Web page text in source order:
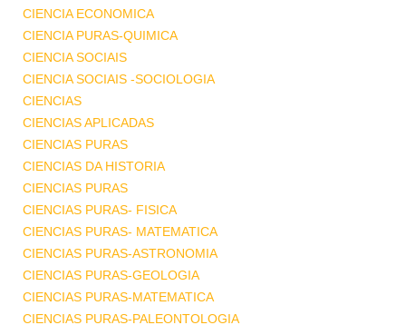
CIENCIA ECONOMICA
CIENCIA PURAS-QUIMICA
CIENCIA SOCIAIS
CIENCIA SOCIAIS -SOCIOLOGIA
CIENCIAS
CIENCIAS APLICADAS
CIENCIAS PURAS
CIENCIAS DA HISTORIA
CIENCIAS PURAS
CIENCIAS PURAS- FISICA
CIENCIAS PURAS- MATEMATICA
CIENCIAS PURAS-ASTRONOMIA
CIENCIAS PURAS-GEOLOGIA
CIENCIAS PURAS-MATEMATICA
CIENCIAS PURAS-PALEONTOLOGIA